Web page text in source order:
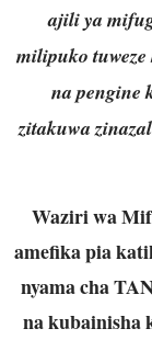
ajili ya
milipuko
na pengine
zitakuwa
Waziri wa
amefika pia
nyama cha
na kubainisha